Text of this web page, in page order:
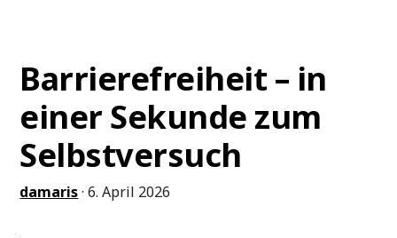
deine
Website
nicht
so
nutzen,
wie
du
denkst
Barrierefreiheit – in
einer Sekunde zum
Selbstversuch
damaris·6. April 2026